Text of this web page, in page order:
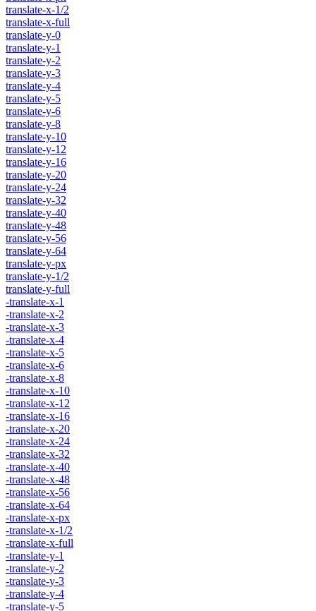
translate-x-1/2
translate-x-full
translate-y-0
translate-y-1
translate-y-2
translate-y-3
translate-y-4
translate-y-5
translate-y-6
translate-y-8
translate-y-10
translate-y-12
translate-y-16
translate-y-20
translate-y-24
translate-y-32
translate-y-40
translate-y-48
translate-y-56
translate-y-64
translate-y-px
translate-y-1/2
translate-y-full
-translate-x-1
-translate-x-2
-translate-x-3
-translate-x-4
-translate-x-5
-translate-x-6
-translate-x-8
-translate-x-10
-translate-x-12
-translate-x-16
-translate-x-20
-translate-x-24
-translate-x-32
-translate-x-40
-translate-x-48
-translate-x-56
-translate-x-64
-translate-x-px
-translate-x-1/2
-translate-x-full
-translate-y-1
-translate-y-2
-translate-y-3
-translate-y-4
-translate-y-5